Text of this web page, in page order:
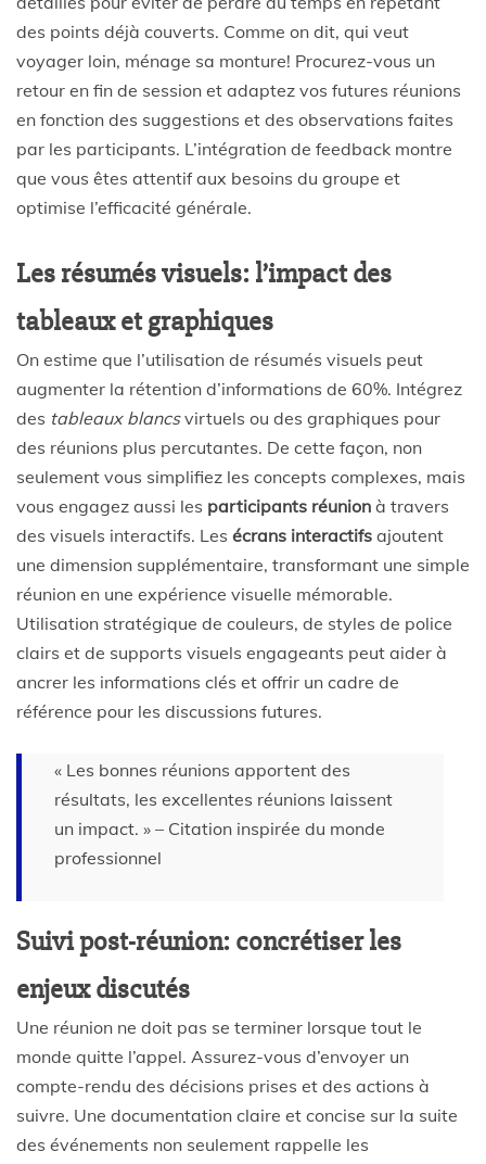
des points déjà couverts. Comme on dit, qui veut
voyager loin, ménage sa monture! Procurez-vous un
retour en fin de session et adaptez vos futures réunions
en fonction des suggestions et des observations faites
par les participants. L’intégration de feedback montre
que vous êtes attentif aux besoins du groupe et
optimise l’efficacité générale.
Les résumés visuels: l’impact des
tableaux et graphiques
On estime que l’utilisation de résumés visuels peut
augmenter la rétention d’informations de 60%. Intégrez
des tableaux blancsvirtuels ou des graphiques pour
des réunions plus percutantes. De cette façon, non
seulement vous simplifiez les concepts complexes, mais
vous engagez aussi les participants réunion à travers
des visuels interactifs. Les écrans interactifs ajoutent
une dimension supplémentaire, transformant une simple
réunion en une expérience visuelle mémorable.
Utilisation stratégique de couleurs, de styles de police
clairs et de supports visuels engageants peut aider à
ancrer les informations clés et offrir un cadre de
référence pour les discussions futures.
« Les bonnes réunions apportent des
résultats, les excellentes réunions laissent
un impact. » – Citation inspirée du monde
professionnel
Suivi post-réunion: concrétiser les
enjeux discutés
Une réunion ne doit pas se terminer lorsque tout le
monde quitte l’appel. Assurez-vous d’envoyer un
compte-rendu des décisions prises et des actions à
suivre. Une documentation claire et concise sur la suite
des événements non seulement rappelle les